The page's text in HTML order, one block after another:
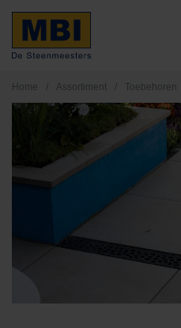
Home / Assortiment / Toebehoren